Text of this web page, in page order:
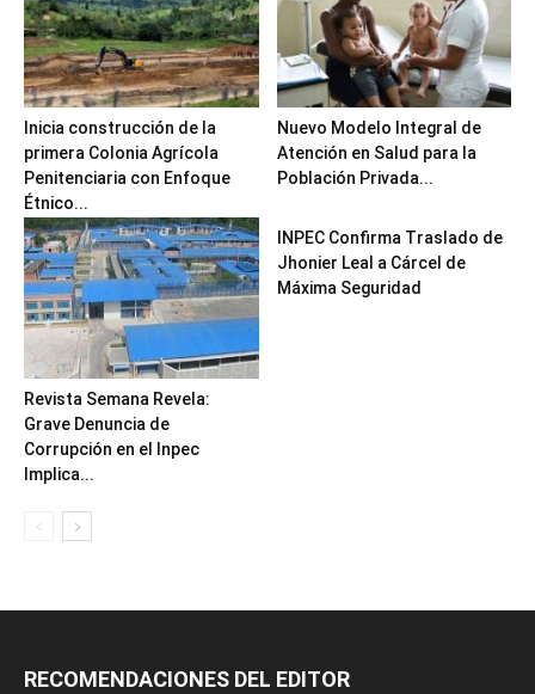
Inicia construcción de la
primera Colonia Agrícola
Penitenciaria con Enfoque
Étnico...
Nuevo Modelo Integral de
Atención en Salud para la
Población Privada...
Revista Semana Revela:
Grave Denuncia de
Corrupción en el Inpec
Implica...
INPEC Confirma Traslado de
Jhonier Leal a Cárcel de
Máxima Seguridad
RECOMENDACIONES DEL EDITOR